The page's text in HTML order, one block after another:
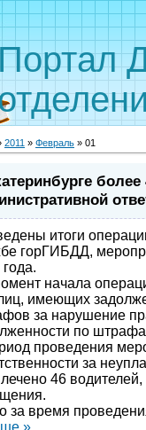
2011 » Февраль » 01
итоги
горГИБДД,
начала
имеющих
за нарушение
по
проведения
за
46
за время
»